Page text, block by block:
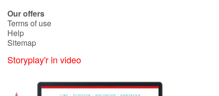
Our offers
Terms of use
Help
Sitemap
Storyplay'r in video